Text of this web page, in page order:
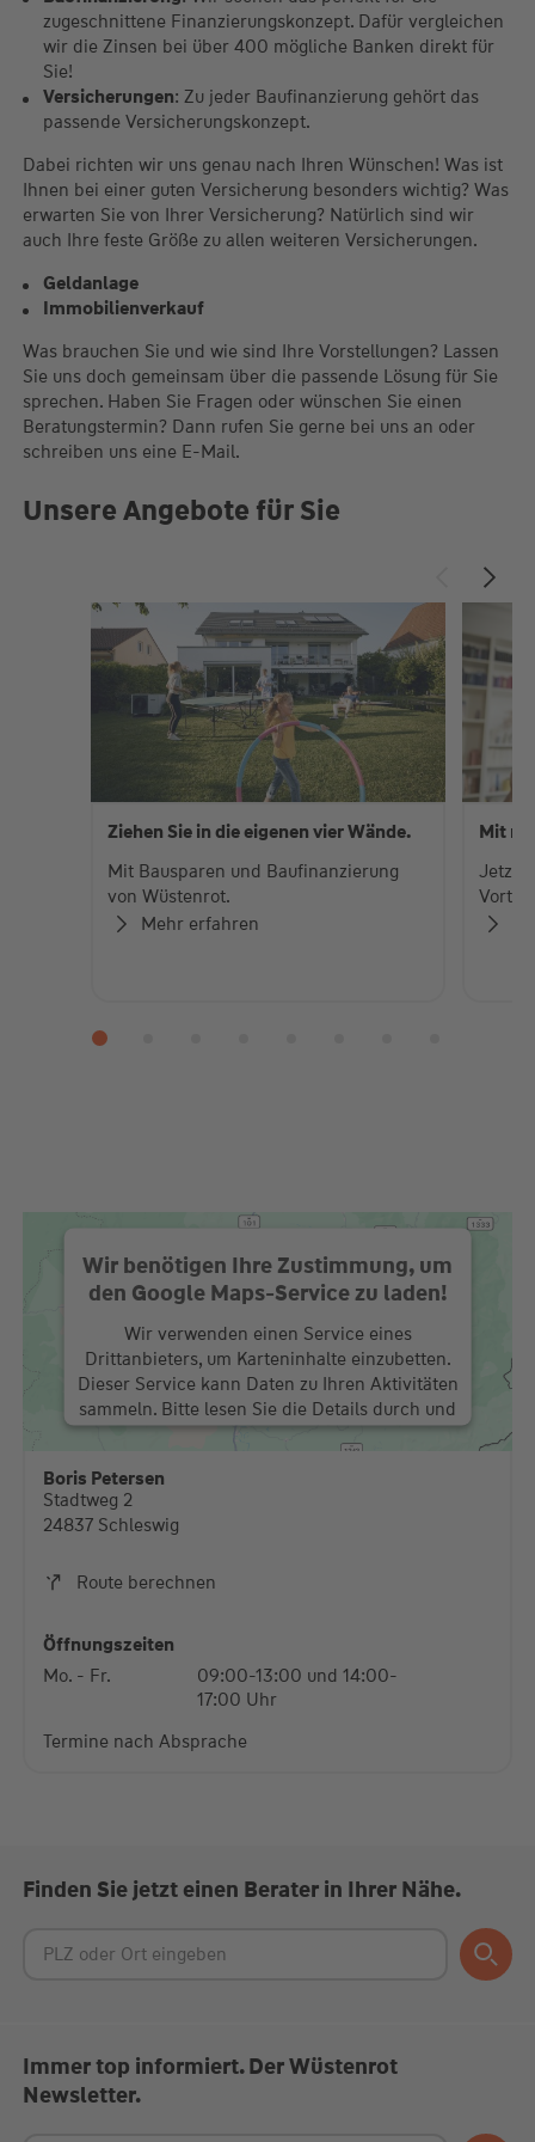
zugeschnittene Finanzierungskonzept. Dafür vergleichen
wir die Zinsen bei über 400 mögliche Banken direkt für
Sie!
Versicherungen: Zu jeder Baufinanzierung gehört das
passende Versicherungskonzept.
Dabei richten wir uns genau nach Ihren Wünschen! Was ist
Ihnen bei einer guten Versicherung besonders wichtig? Was
erwarten Sie von Ihrer Versicherung? Natürlich sind wir
auch Ihre feste Größe zu allen weiteren Versicherungen.
Geldanlage
Immobilienverkauf
Was brauchen Sie und wie sind Ihre Vorstellungen? Lassen
Sie uns doch gemeinsam über die passende Lösung für Sie
sprechen. Haben Sie Fragen oder wünschen Sie einen
Beratungstermin? Dann rufen Sie gerne bei uns an oder
schreiben uns eine E-Mail.
Unsere Angebote für Sie
Ziehen Sie in die eigenen vier Wände.
Mit Bausparen und Baufinanzierung
von Wüstenrot.
Mehr erfahren
Mit
Jetzt
Wir benötigen Ihre Zustimmung, um
den Google Maps-Service zu laden!
Wir verwenden einen Service eines
Drittanbieters, um Karteninhalte einzubetten.
Dieser Service kann Daten zu Ihren Aktivitäten
sammeln. Bitte lesen Sie die Details durch und
stimmen Sie der Nutzung des Service zu, um
diese Karte anzuzeigen.
Boris Petersen
Stadtweg 2
24837 Schleswig
Route berechnen
Öffnungszeiten
Mo. - Fr.
09:00-13:00 und 14:00-
17:00 Uhr
Termine nach Absprache
Finden Sie jetzt einen Berater in Ihrer Nähe.
Immer top informiert. Der Wüstenrot
Newsletter.